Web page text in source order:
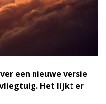
een nieuwe versie
Het lijkt er